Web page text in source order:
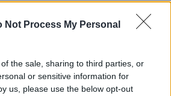
Not Process My Personal
the sale, sharing to third parties, or
or sensitive information for
us, please use the below opt-out